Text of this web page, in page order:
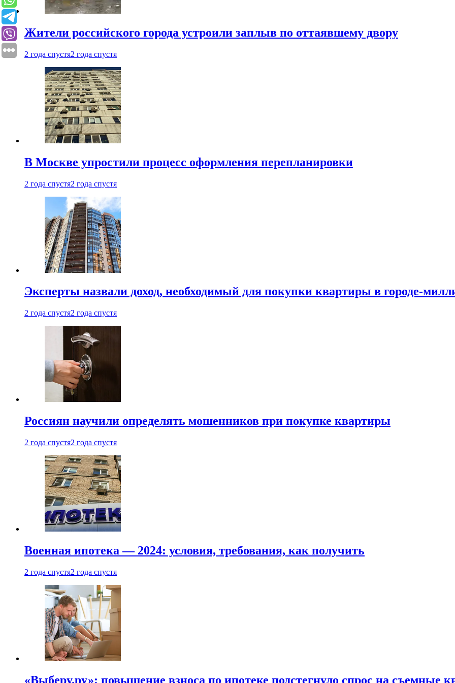
Жители российского города устроили заплыв по оттаявшему двору
2 года спустя2 года спустя
В Москве упростили процесс оформления перепланировки
2 года спустя2 года спустя
Эксперты назвали доход, необходимый для покупки квартиры в городе-
2 года спустя2 года спустя
Россиян научили определять мошенников при покупке квартиры
2 года спустя2 года спустя
Военная ипотека — 2024: условия, требования, как получить
2 года спустя2 года спустя
«Выберу.ру»: повышение взноса по ипотеке подстегнуло спрос на съемные